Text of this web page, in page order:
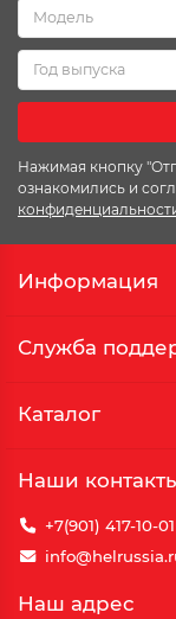
Нажимая кнопку
ознакомились и
Информация
Служба
Каталог
Наши
+7(901) 417-10-01
Наш адрес